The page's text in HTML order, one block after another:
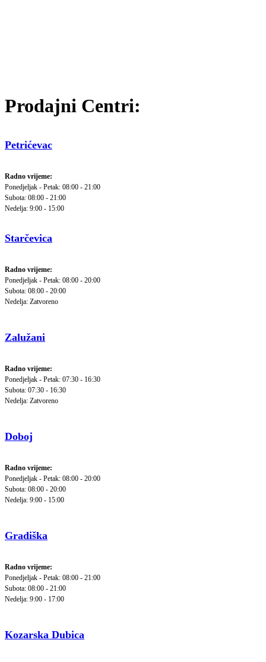
Prodajni Centri:
Petrićevac
Radno vrijeme:
Ponedjeljak - Petak: 08:00 - 21:00
Subota: 08:00 - 21:00
Nedelja: 9:00 - 15:00
Starčevica
Radno vrijeme:
Ponedjeljak - Petak: 08:00 - 20:00
Subota: 08:00 - 20:00
Nedelja: Zatvoreno
Zalužani
Radno vrijeme:
Ponedjeljak - Petak: 07:30 - 16:30
Subota: 07:30 - 16:30
Nedelja: Zatvoreno
Doboj
Radno vrijeme:
Ponedjeljak - Petak: 08:00 - 20:00
Subota: 08:00 - 20:00
Nedelja: 9:00 - 15:00
Gradiška
Radno vrijeme:
Ponedjeljak - Petak: 08:00 - 21:00
Subota: 08:00 - 21:00
Nedelja: 9:00 - 17:00
Kozarska Dubica